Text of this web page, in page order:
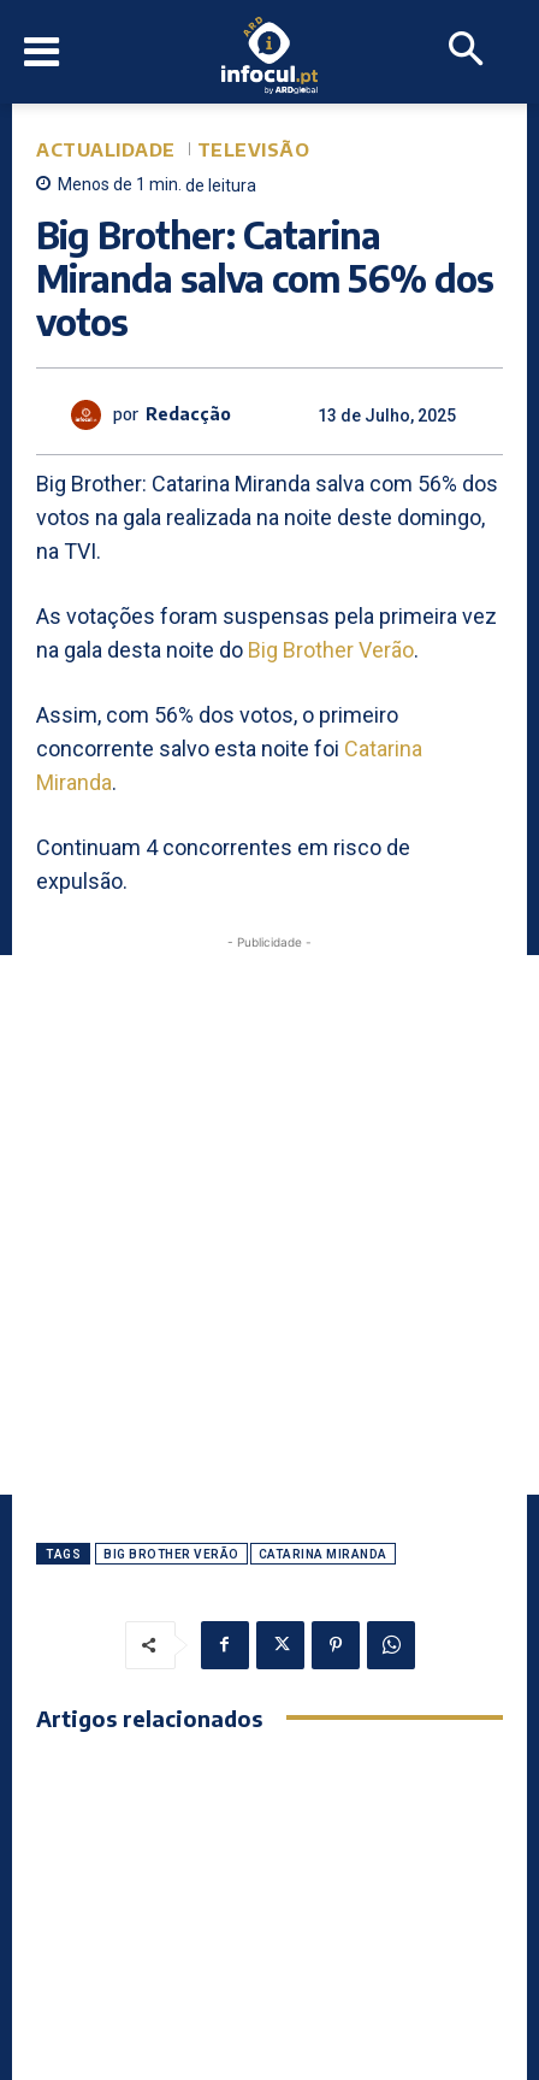
ACTUALIDADE TELEVISÃO
Menos de 1 min. de leitura
Big Brother: Catarina
Miranda salva com 56% dos
votos
por Redacção 13 de Julho, 2025
Big Brother: Catarina Miranda salva com 56% dos
votos na gala realizada na noite deste domingo,
na TVI.
As votações foram suspensas pela primeira vez
na gala desta noite do Big Brother Verão.
Assim, com 56% dos votos, o primeiro
concorrente salvo esta noite foi Catarina
Miranda.
Continuam 4 concorrentes em risco de
expulsão.
- Publicidade -
TAGS BIG BROTHER VERÃO CATARINA MIRANDA
Artigos relacionados